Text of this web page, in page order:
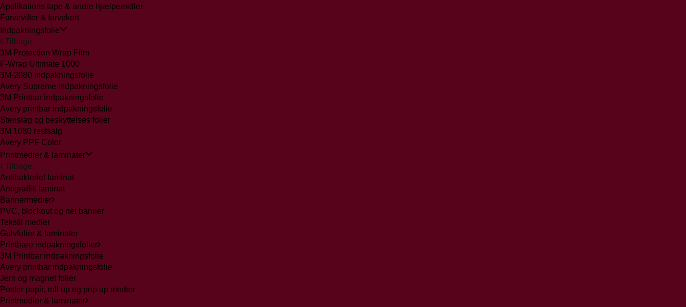
Applikations tape & andre hjælpemidler
Farvevifter & farvekort
Indpakningsfolie
Tilbage
3M Protection Wrap Film
F-Wrap Ultimate 1000
3M-2080 indpakningsfolie
Avery Supreme indpakningsfolie
3M Printbar indpakningsfolie
Avery printbar indpakningsfolie
Stenslag og beskyttelses folier
3M 1080 restsalg
Avery PPF Color
Printmedier & laminater
Tilbage
Antibakteriel laminat
Antigraffiti laminat
Bannermedier
PVC, blockout og net banner
Tekstil medier
Gulvfolier & laminater
Printbare indpakningsfolier
3M Printbar indpakningsfolie
Avery printbar indpakningsfolie
Jern og magnet folier
Poster papir, roll up og pop up medier
Printmedier & laminater